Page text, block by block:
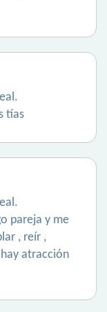
tías
pareja y me
, reír ,
atracción